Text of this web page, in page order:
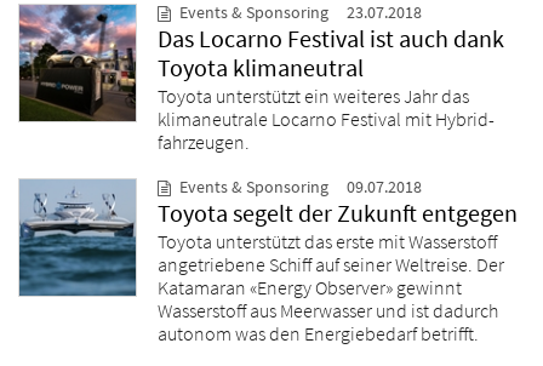
Events & Sponsoring 23.07.2018
Das Locarno Festival ist auch dank
Toyota klimaneutral
Toyota unterstützt ein weiteres Jahr das
klimaneutrale Locarno Festival mit Hybrid-
fahrzeugen.
Events & Sponsoring 09.07.2018
Toyota segelt der Zukunft entgegen
Toyota unterstützt das erste mit Wasserstoff
angetriebene Schiff auf seiner Weltreise. Der
Katamaran «Energy Observer» gewinnt
Wasserstoff aus Meerwasser und ist dadurch
autonom was den Energiebedarf betrifft.